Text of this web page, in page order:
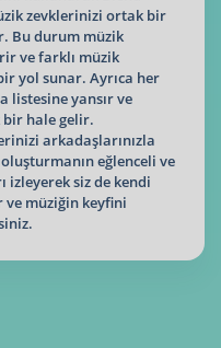
zevklerinizi ortak bir
Bu durum müzik
ve farklı müzik
yol sunar. Ayrıca her
listesine yansır ve
bir hale gelir.
arkadaşlarınızla
eğlenceli ve
siz de kendi
müziğin keyfini